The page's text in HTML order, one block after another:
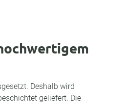
Deshalb wird
geliefert. Die